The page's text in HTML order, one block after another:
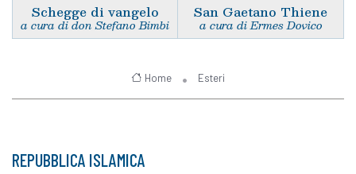
Schegge di vangelo
a cura di don Stefano Bimbi
San Gaetano Thiene
a cura di Ermes Dovico
Home Esteri
REPUBBLICA ISLAMICA